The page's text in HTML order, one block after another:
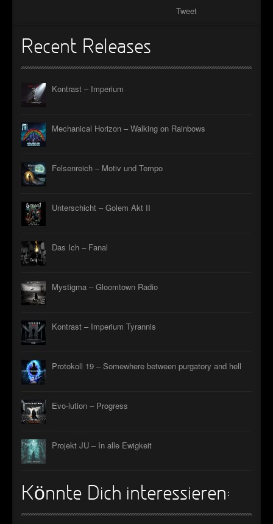
Tweet
Recent Releases
Kontrast – Imperium
Mechanical Horizon – Walking on Rainbows
Felsenreich – Motiv und Tempo
Unterschicht – Golem Akt II
Das Ich – Fanal
Mystigma – Gloomtown Radio
Kontrast – Imperium Tyrannis
Protokoll 19 – Somewhere between purgatory and hell
Evo-lution – Progress
Projekt JU – In alle Ewigkeit
Könnte Dich interessieren: